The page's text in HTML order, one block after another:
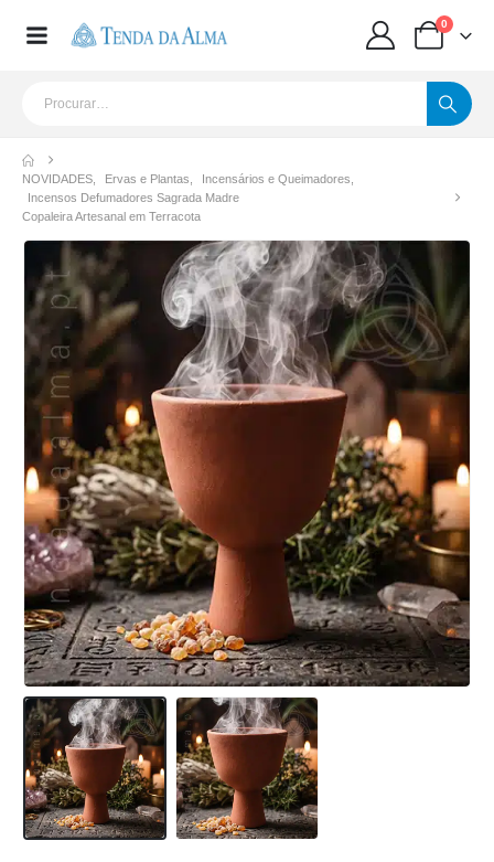
0
NOVIDADES Ervas e Plantas Incensários e Queimadores
Incensos Defumadores Sagrada Madre
Copaleira Artesanal em Terracota